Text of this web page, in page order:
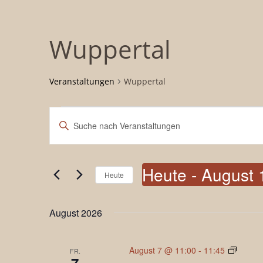
Wuppertal
Veranstaltungen Wuppertal
Veranstaltungen
Veranstaltungen
Suche
und
Navigation
Bitte
Schlüsselwort
eingeben.
nach
Heute Heute - August
August 2026
FR. August 7 @ 11:00 - 11:45